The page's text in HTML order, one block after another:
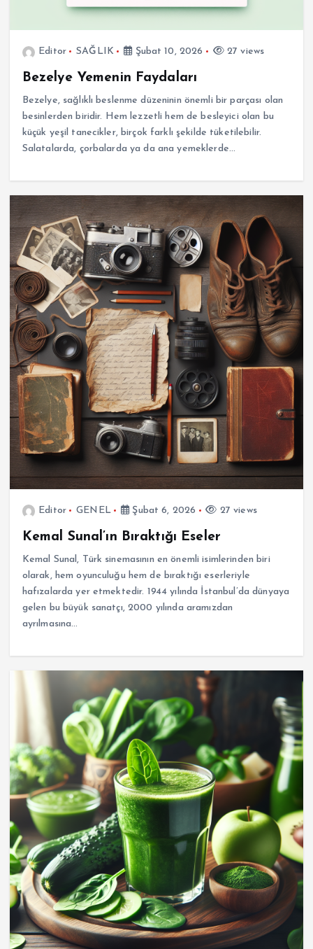
Editor SAĞLIK Şubat 10, 2026 27 views
Bezelye Yemenin Faydaları
Bezelye, sağlıklı beslenme düzeninin önemli bir parçası olan
besinlerden biridir. Hem lezzetli hem de besleyici olan bu
küçük yeşil tanecikler, birçok farklı şekilde tüketilebilir.
Salatalarda, çorbalarda ya da ana yemeklerde…
Editor GENEL Şubat 6, 2026 27 views
Kemal Sunal’ın Bıraktığı Eseler
Kemal Sunal, Türk sinemasının en önemli isimlerinden biri
olarak, hem oyunculuğu hem de bıraktığı eserleriyle
hafızalarda yer etmektedir. 1944 yılında İstanbul’da dünyaya
gelen bu büyük sanatçı, 2000 yılında aramızdan
ayrılmasına…